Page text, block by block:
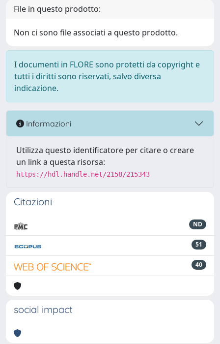
File in questo prodotto:
Non ci sono file associati a questo prodotto.
I documenti in FLORE sono protetti da copyright e
tutti i diritti sono riservati, salvo diversa
indicazione.
Informazioni
Utilizza questo identificatore per citare o creare
un link a questa risorsa:
https://hdl.handle.net/2158/215343
Citazioni
ND
51
40
social impact